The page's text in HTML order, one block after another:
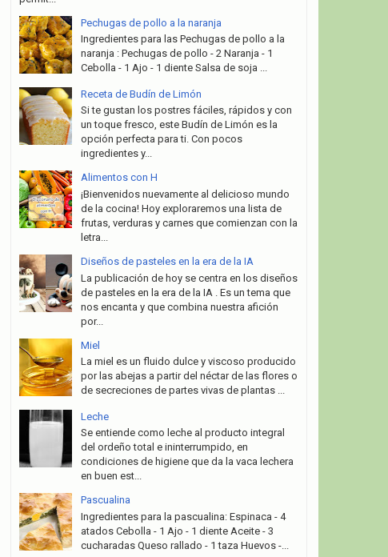
Pechugas de pollo a la naranja
Ingredientes para las Pechugas de pollo a la
naranja : Pechugas de pollo - 2 Naranja - 1
Cebolla - 1 Ajo - 1 diente Salsa de soja ...
Receta de Budín de Limón
Si te gustan los postres fáciles, rápidos y con
un toque fresco, este Budín de Limón es la
opción perfecta para ti. Con pocos
ingredientes y...
Alimentos con H
¡Bienvenidos nuevamente al delicioso mundo
de la cocina! Hoy exploraremos una lista de
frutas, verduras y carnes que comienzan con la
letra...
Diseños de pasteles en la era de la IA
La publicación de hoy se centra en los diseños
de pasteles en la era de la IA . Es un tema que
nos encanta y que combina nuestra afición
por...
Miel
La miel es un fluido dulce y viscoso producido
por las abejas a partir del néctar de las flores o
de secreciones de partes vivas de plantas ...
Leche
Se entiende como leche al producto integral
del ordeño total e ininterrumpido, en
condiciones de higiene que da la vaca lechera
en buen est...
Pascualina
Ingredientes para la pascualina: Espinaca - 4
atados Cebolla - 1 Ajo - 1 diente Aceite - 3
cucharadas Queso rallado - 1 taza Huevos -...